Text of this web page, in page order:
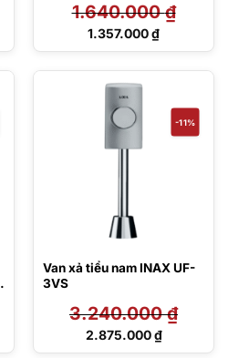
1.640.000₫
Giá
1.640.000 ₫.
1.357.000₫
Giá
là:
1.357.000 ₫.
-11%
Van xả tiểu nam INAX UF-
3VS
3.240.000₫
Giá
2.875.000₫
Giá